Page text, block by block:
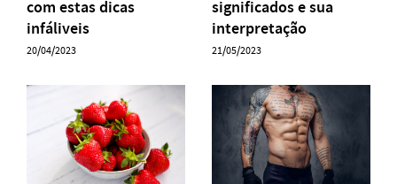
com estas dicas
infáliveis
20/04/2023
significados e sua
interpretação
21/05/2023